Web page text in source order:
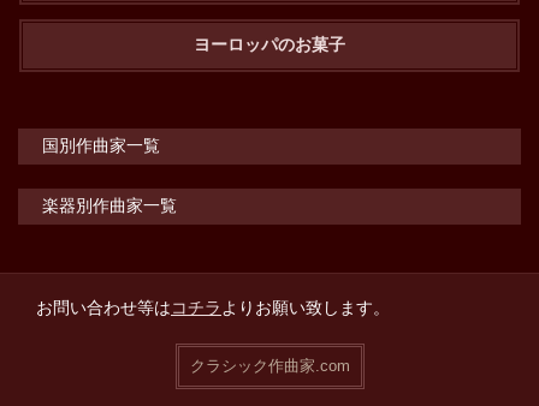
ヨーロッパのお菓子
国別作曲家一覧
楽器別作曲家一覧
お問い合わせ等はコチラよりお願い致します。
クラシック作曲家.com